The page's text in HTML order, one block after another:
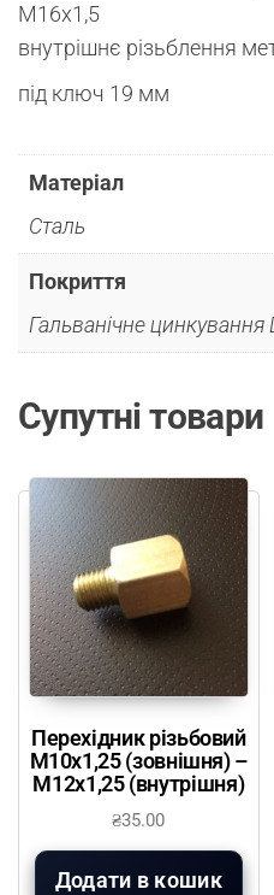
М16х1,5
внутрішнє різьблення
під ключ 19 мм
Матеріал
Сталь
Покриття
Гальванічне цинкування
Супутні товари
Перехідник різьбовий
М10х1,25 (зовнішня) –
М12х1,25 (внутрішня)
₴35.00
Додати в кошик